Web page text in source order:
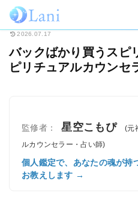
ホーム スピリチュアル バックば
2026.07.17
バックばかり買うスピ
ピリチュアルカウンセ
監修者： 星空こもぴ
(元
ルカウンセラー・占い師)
個人鑑定で、あなたの魂が持
お教えします →